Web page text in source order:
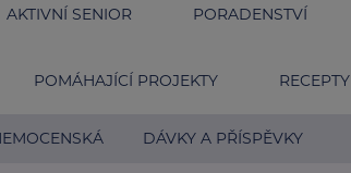
AKTIVNÍ SENIOR PORADENSTVÍ
POMÁHAJÍCÍ PROJEKTY RECEPTY
DÁVKY A PŘÍSPĚVKY